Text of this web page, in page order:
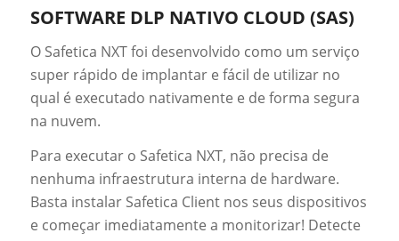
SOFTWARE DLP NATIVO CLOUD (SAS)
O Safetica NXT foi desenvolvido como um serviço
super rápido de implantar e fácil de utilizar no
qual é executado nativamente e de forma segura
na nuvem.
Para executar o Safetica NXT, não precisa de
nenhuma infraestrutura interna de hardware.
Basta instalar Safetica Client nos seus dispositivos
e começar imediatamente a monitorizar! Detecte